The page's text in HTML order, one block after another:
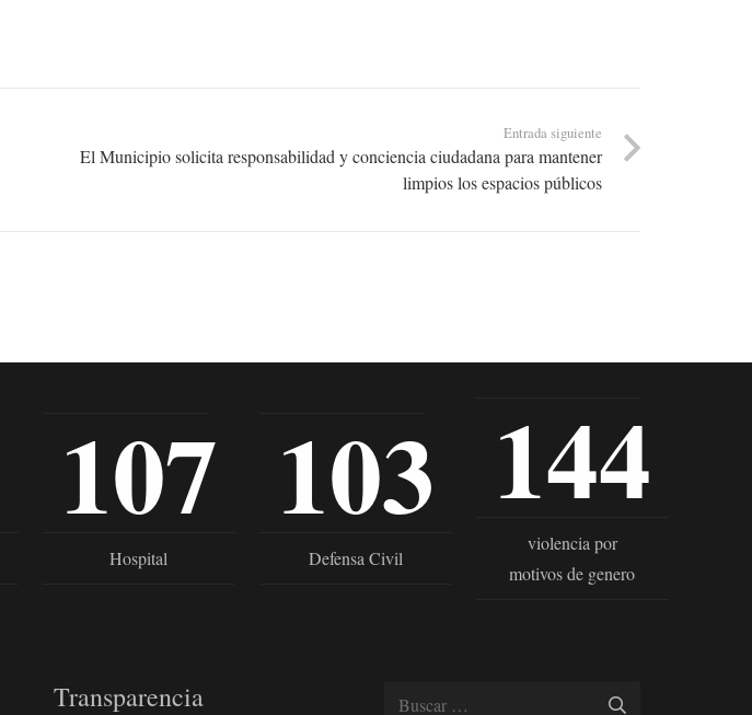
Entrada siguiente
El Municipio solicita responsabilidad y conciencia ciudadana para mantener
limpios los espacios públicos
107
Hospital
103
Defensa Civil
144
violencia por
motivos de genero
Transparencia Buscar: